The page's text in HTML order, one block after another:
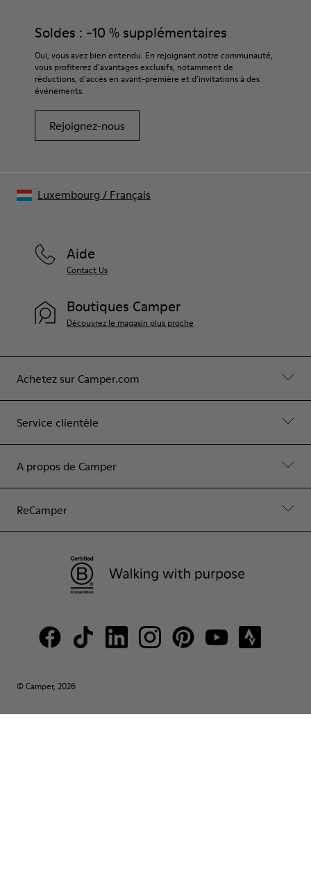
Soldes : -10 % supplémentaires
Oui, vous avez bien entendu. En rejoignant notre communauté,
vous profiterez d’avantages exclusifs, notamment de
réductions, d’accès en avant-première et d’invitations à des
événements.
Rejoignez-nous
Achetez sur Camper.com
Service clientèle
A propos de Camper
ReCamper
Aide
Contact Us
Boutiques Camper
Découvrez le magasin plus proche
© Camper, 2026
Luxembourg / Français